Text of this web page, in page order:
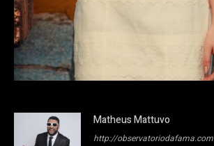
Matheus Mattuvo
http://observatoriodafama.com